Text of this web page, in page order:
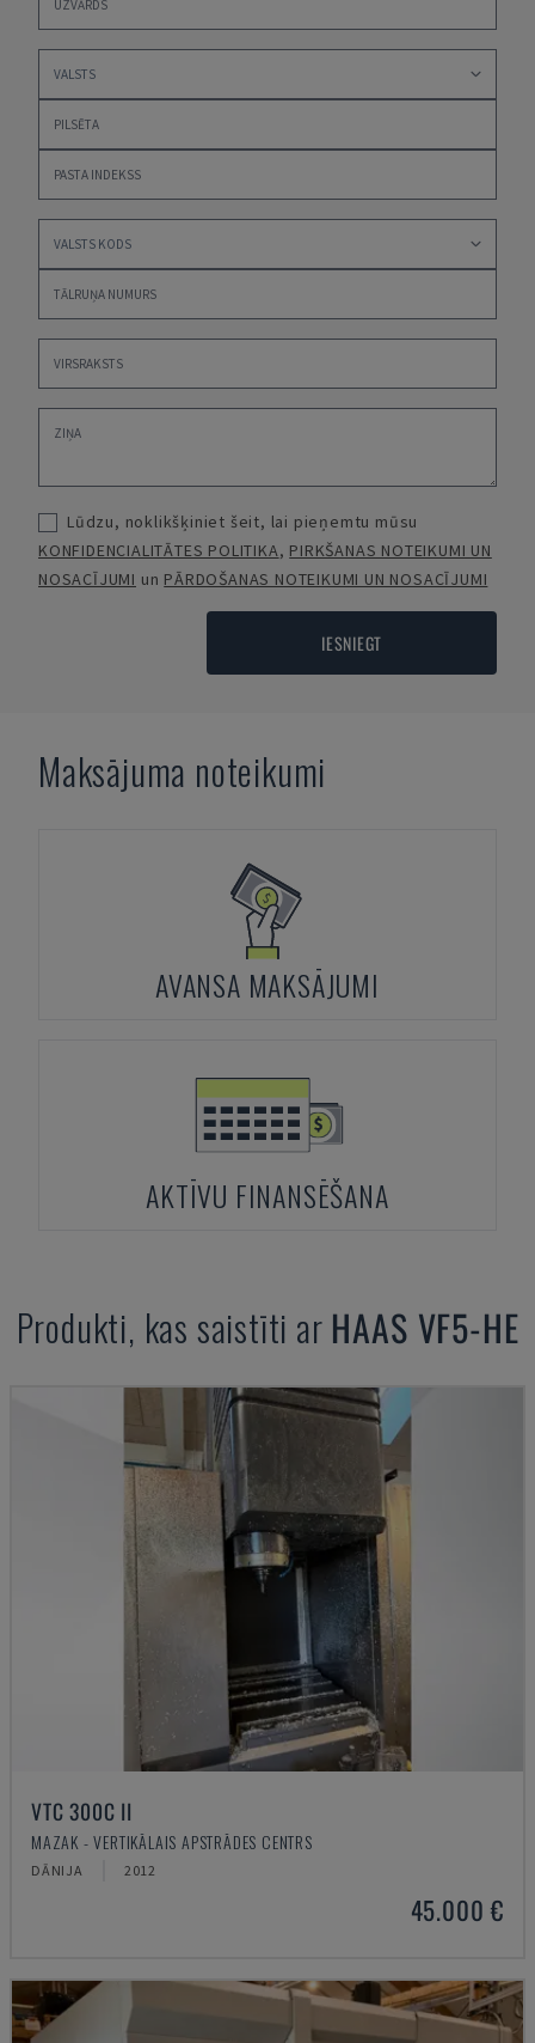
Lūdzu, noklikšķiniet šeit, lai pieņemtu mūsu
KONFIDENCIALITĀTES POLITIKA, PIRKŠANAS NOTEIKUMI UN
NOSACĪJUMI un PĀRDOŠANAS NOTEIKUMI UN NOSACĪJUMI
IESNIEGT
Maksājuma noteikumi
AVANSA MAKSĀJUMI
AKTĪVU FINANSĒŠANA
Produkti, kas saistīti ar HAAS VF5-HE
VTC 300C II
MAZAK - VERTIKĀLAIS APSTRĀDES CENTRS
DĀNIJA 2012
45.000 €